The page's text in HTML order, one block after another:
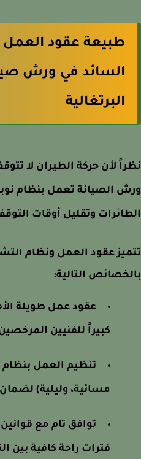
طبيعة عقود العمل
السائد في ورش
البرتغالية
لأن حركة الطيران لا
الصيانة تعمل بنظام
وتقليل أوقات التوقف
عقود العمل ونظام
التالية:
عقود عمل طويلة
كبيراً للفنيين المرخصين.
تنظيم العمل بنظام
مسائية، وليلية) لضمان
توافق تام مع قوانين
فترات راحة كافية بين